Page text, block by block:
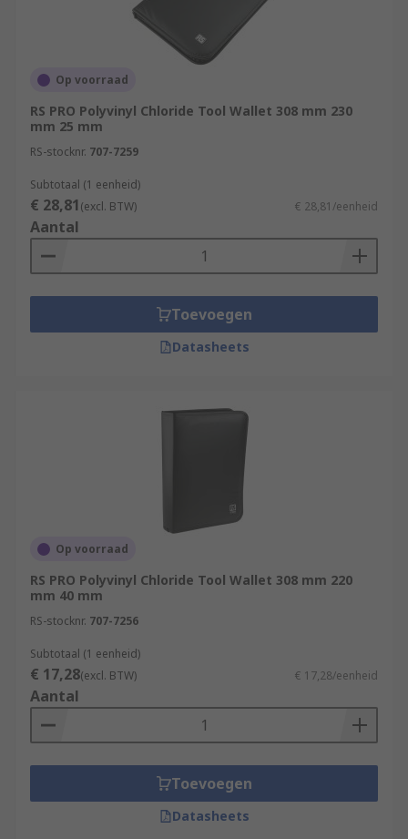
Op voorraad
RS PRO Polyvinyl Chloride Tool Wallet 308 mm 230
mm 25 mm
RS-stocknr. 707-7259
Subtotaal (1 eenheid)
€ 28,81(excl. BTW) € 28,81/eenheid
Aantal
Toevoegen
Datasheets
Op voorraad
RS PRO Polyvinyl Chloride Tool Wallet 308 mm 220
mm 40 mm
RS-stocknr. 707-7256
Subtotaal (1 eenheid)
€ 17,28(excl. BTW) € 17,28/eenheid
Aantal
Toevoegen
Datasheets